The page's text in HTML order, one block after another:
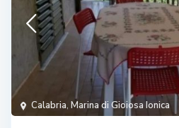
Calabria, Marina di Gioiosa Ionica